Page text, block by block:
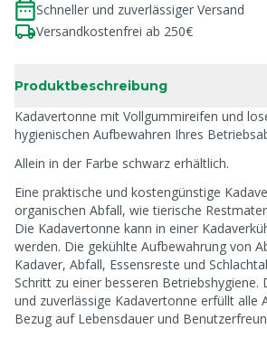
Schneller und zuverlässiger Versand
Versandkostenfrei ab 250€
Produktbeschreibung
Kadavertonne mit Vollgummireifen und
hygienischen Aufbewahren Ihres
Allein in der Farbe schwarz erhältlich.
Eine praktische und kostengünstige
organischen Abfall, wie tierische
Die Kadavertonne kann in einer
werden. Die gekühlte Aufbewahrung von
Kadaver, Abfall, Essensreste und
Schritt zu einer besseren Betriebshygiene.
und zuverlässige Kadavertonne erfüllt alle
Bezug auf Lebensdauer und